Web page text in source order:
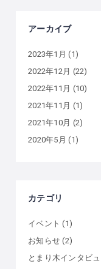
アーカイブ
2023年1月 (1)
2022年12月 (22)
2022年11月 (10)
2021年11月 (1)
2021年10月 (2)
2020年5月 (1)
カテゴリ
イベント (1)
お知らせ (2)
とまり木インタビ